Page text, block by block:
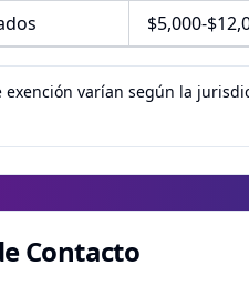
$5,000-
exención varían según la
Contacto